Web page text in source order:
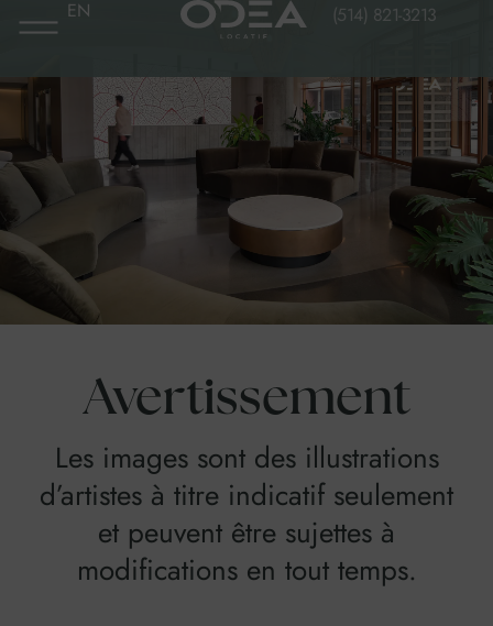
Aller
contenu
EN (514) 821-3213
Avertissement
Les images sont des illustrations
d’artistes à titre indicatif seulement
et peuvent être sujettes à
modifications en tout temps.